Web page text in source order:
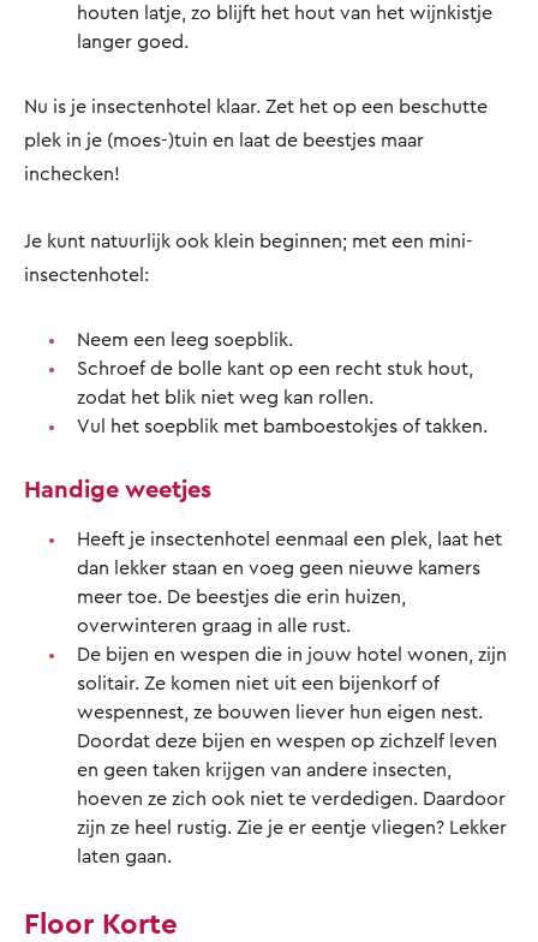
houten latje, zo blijft het hout van het wijnkistje
langer goed.
Nu is je insectenhotel klaar. Zet het op een beschutte
plek in je (moes-)tuin en laat de beestjes maar
inchecken!
Je kunt natuurlijk ook klein beginnen; met een mini-
insectenhotel:
Neem een leeg soepblik.
Schroef de bolle kant op een recht stuk hout,
zodat het blik niet weg kan rollen.
Vul het soepblik met bamboestokjes of takken.
Handige weetjes
Heeft je insectenhotel eenmaal een plek, laat het
dan lekker staan en voeg geen nieuwe kamers
meer toe. De beestjes die erin huizen,
overwinteren graag in alle rust.
De bijen en wespen die in jouw hotel wonen, zijn
solitair. Ze komen niet uit een bijenkorf of
wespennest, ze bouwen liever hun eigen nest.
Doordat deze bijen en wespen op zichzelf leven
en geen taken krijgen van andere insecten,
hoeven ze zich ook niet te verdedigen. Daardoor
zijn ze heel rustig. Zie je er eentje vliegen? Lekker
laten gaan.
Floor Korte